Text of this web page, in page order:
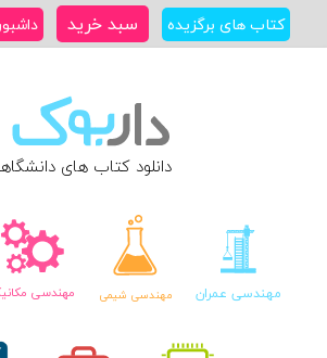
کتاب های برگزیده سبد خرید
دانلود کتاب های
مهندسی عمران مهندسی شیمی مهندسی